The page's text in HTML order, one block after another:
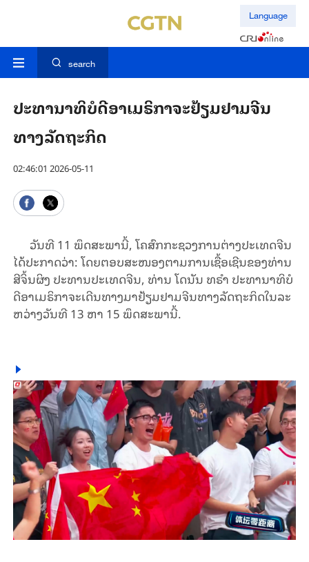
Language
search
ປະ​ທາ​ນາ​ທິ​ບໍ​ດີ​ອາ​ເມ​ຣິ​ກາ​ຈະ​ຢ້ຽມ​ຢາມ​ຈີນ​
ທາງ​ລັດ​ຖະ​ກິດ
02:46:01 2026-05-11
ວັນ​ທີ 11 ພຶດ​ສະ​ພາ​ນີ້, ໂຄ​ສົກ​ກະ​ຊວງ​ການ​ຕ່າງ​ປະ​ເທດ​ຈີນ​
ໄດ້​ປະ​ກາດ​ວ່າ: ໂດຍ​ຕອບ​ສະ​ໜອງຕາມການ​ເຊື້ອ​ເຊີນ​ຂອງ​ທ່ານ
ສີ​ຈິ້ນ​ຜິງ ປະ​ທານ​ປະ​ເທດ​ຈີນ, ທ່ານ ໂດ​ນັນ ທ​ຣຳ ປະ​ທາ​ນາ​ທິ​ບໍ​
ດີ​ອາ​ເມ​ຣິ​ກາ​ຈະ​​ເດີນ​ທາງ​ມາຢ້ຽມ​ຢາມ​ຈີນ​ທາງ​ລັດ​ຖະ​ກິດ​ໃນ​ລະ​
ຫວ່າງວັນ​ທີ 13 ຫາ 15 ພຶດ​ສະ​ພາ​ນີ້.